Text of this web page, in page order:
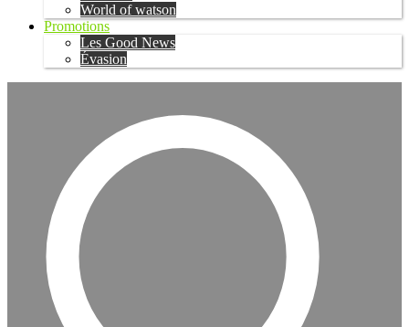
World of watson
Promotions
Les Good News
Évasion